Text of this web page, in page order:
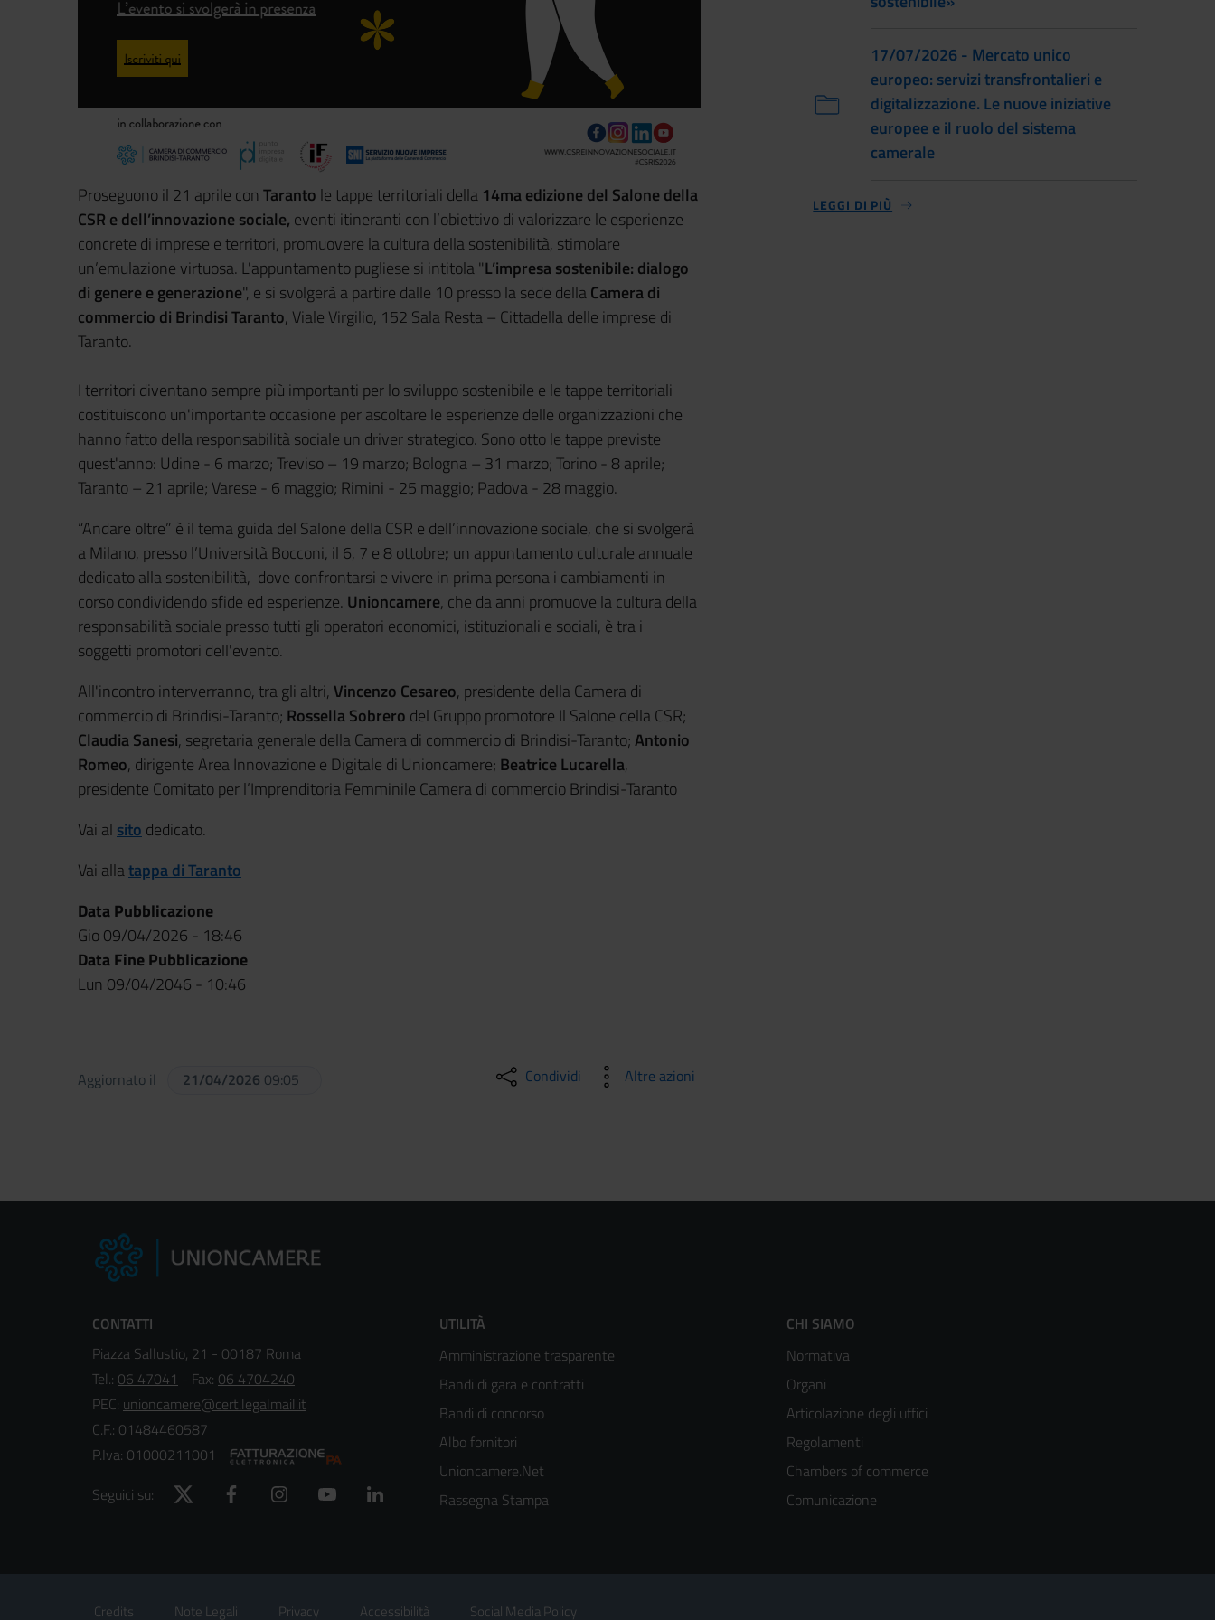
Proseguono il 21 aprile con Taranto le tappe territoriali della 14ma edizione del Salone della
CSR e dell’innovazione sociale, eventi itineranti con l’obiettivo di valorizzare le esperienze
concrete di imprese e territori, promuovere la cultura della sostenibilità, stimolare
un’emulazione virtuosa. L'appuntamento pugliese si intitola "L’impresa sostenibile: dialogo
di genere e generazione", e si svolgerà a partire dalle 10 presso la sede dellaCamera di
commercio di Brindisi Taranto, Viale Virgilio, 152 Sala Resta – Cittadella delle imprese di
Taranto.
I territori diventano sempre più importanti per lo sviluppo sostenibile e le tappe territoriali
costituiscono un'importante occasione per ascoltare le esperienze delle organizzazioni che
hanno fatto della responsabilità sociale un driver strategico. Sono otto le tappe previste
quest'anno: Udine - 6 marzo; Treviso – 19 marzo; Bologna – 31 marzo; Torino - 8 aprile;
Taranto – 21 aprile; Varese - 6 maggio; Rimini - 25 maggio; Padova - 28 maggio.
“Andare oltre” è il tema guida del Salone della CSR e dell’innovazione sociale, che si svolgerà
a Milano, presso l’Università Bocconi, il 6, 7 e 8 ottobre; un appuntamento culturale annuale
dedicato alla sostenibilità, dove confrontarsi e vivere in prima persona i cambiamenti in
corso condividendo sfide ed esperienze. Unioncamere, che da anni promuove la cultura della
responsabilità sociale presso tutti gli operatori economici, istituzionali e sociali, è tra i
soggetti promotori dell'evento.
All'incontro interverranno, tra gli altri,Vincenzo Cesareo, presidente della Camera di
commercio di Brindisi-Taranto; Rossella Sobrero del Gruppo promotore Il Salone della CSR;
Claudia Sanesi, segretaria generale della Camera di commercio di Brindisi-Taranto;Antonio
Romeo, dirigente Area Innovazione e Digitale di Unioncamere; Beatrice Lucarella,
presidente Comitato per l’Imprenditoria Femminile Camera di commercio Brindisi-Taranto
Vai al sito dedicato.
Vai allatappa di Taranto
Data Pubblicazione
Gio 09/04/2026 - 18:46
Data Fine Pubblicazione
Lun 09/04/2046 - 10:46
Aggiornato il 21/04/2026 09:05 Condividi Altre azioni
17/07/2026 - Mercato unico
europeo: servizi transfrontalieri e
digitalizzazione. Le nuove iniziative
europee e il ruolo del sistema
camerale
LEGGI DI PIÙ
CONTATTI
Piazza Sallustio, 21 - 00187 Roma
Tel.: 06 47041 - Fax: 06 4704240
PEC: unioncamere@cert.legalmail.it
C.F.: 01484460587
P.Iva: 01000211001
Seguici su:
Twitter Facebook Instagram YouTube
Footer
menù
colonna
2
UTILITÀ
Amministrazione trasparente
Bandi di gara e contratti
Bandi di concorso
Albo fornitori
Unioncamere.Net
Rassegna Stampa
Footer
menù
colonna
3
CHI SIAMO
Normativa
Organi
Articolazione degli uffici
Regolamenti
Chambers of commerce
Comunicazione
Footer
Credits Note Legali Privacy Accessibilità Social Media Policy